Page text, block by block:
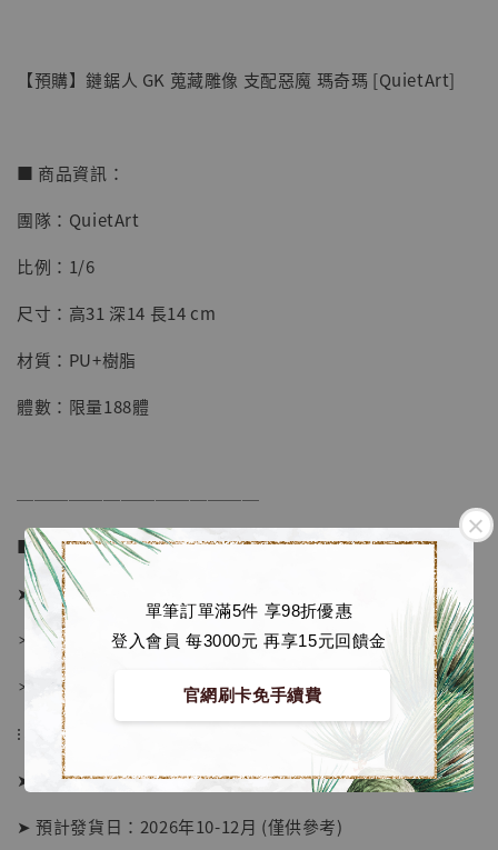
單筆訂單滿5件 享98折優惠
登入會員 每3000元 再享15元回饋金
官網刷卡免手續費
【店內現貨】七龍珠 系列蒐藏雕像 悟空 鳥山
NT$ 4,280
NT$ 5,580
加購優惠【海賊王 布魯克達摩 [7STARS Studio]】
【預購】鏈鋸人 GK 蒐藏雕像 支配惡魔 瑪奇瑪 [QuietArt]
■ 商品資訊：
團隊：QuietArt
比例：1/6
尺寸：高31 深14 長14 cm
材質：PU+樹脂
體數：限量188體
──────────────
■ 販售資訊 (NT$)：
➤ 價格 5480元 (訂金2980)
＊ 國際運費另計
＊ 刷卡免手續費
⁝
➤ 預購截止日：待工作室通知
➤ 預計發貨日：2026年10-12月 (僅供參考)